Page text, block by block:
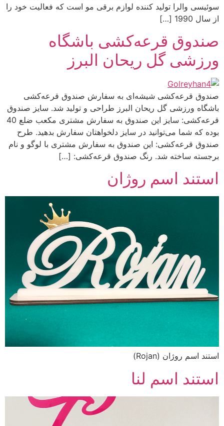
سوئیسی والرا تولید کننده لوازم برقی مو است که فعالیت خود را
از سال 1990 […]
صندوق قرعه‌کشی باشگاه
ورزشی گل ریحان البرز
صندوق قرعه‌کشی شیشه‌ای به سفارش صندوق قرعه‌کشی
باشگاه ورزشی گل ریحان البرز طراحی و تولید شد. سایز صندوق
قرعه‌کشی: سایز این صندوق به سفارش مشتری مکعب ضلع 40
بوده که شما می‌توانید در سایز دلخواهتان سفارش بدهید. طرح‌
صندوق قرعه‌کشی: این صندوق به سفارش مشتری با لوگو و نام
برجسته ساخته شد. رنگ‌ صندوق قرعه‌کشی: […]
استند اسم روژان
استند اسم روژان (Rojan)
استند اسم لنا